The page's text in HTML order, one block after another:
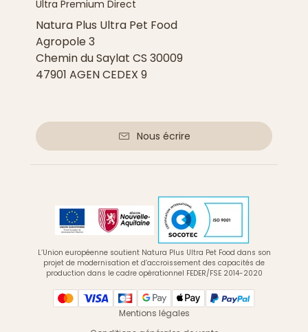
Ultra Premium Direct
Natura Plus Ultra Pet Food
Agropole 3
Chemin du Saylat CS 30009
47901 AGEN CEDEX 9
Nous écrire
L’Union européenne soutient Natura Plus Ultra Pet Food dans son
projet de modernisation et d’accroissement des capacités de
production dans le cadre opérationnel FEDER/FSE 2014-2020
Mentions légales